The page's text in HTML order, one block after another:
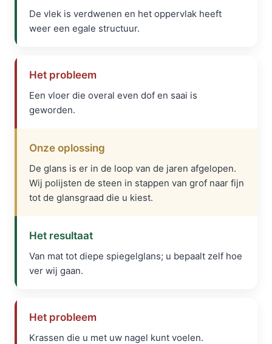
De vlek is verdwenen en het oppervlak heeft
weer een egale structuur.
Het probleem
Een vloer die overal even dof en saai is
geworden.
Onze oplossing
De glans is er in de loop van de jaren afgelopen.
Wij polijsten de steen in stappen van grof naar fijn
tot de glansgraad die u kiest.
Het resultaat
Van mat tot diepe spiegelglans; u bepaalt zelf hoe
ver wij gaan.
Het probleem
Krassen die u met uw nagel kunt voelen.